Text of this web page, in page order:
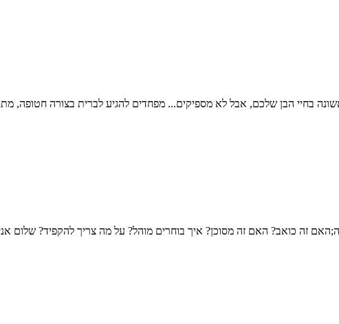
בחיי הבן שלכם, אבל לא מספיקים... מפחדים להגיע לברית בצורה חטופה,